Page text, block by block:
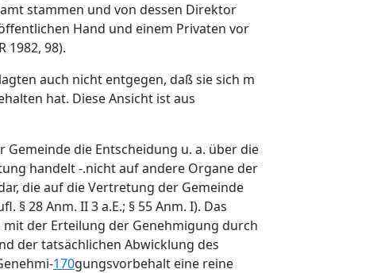
stammen und von dessen Direktor
Hand und einem Privaten vor
1982, 98).
auch nicht entgegen, daß sie sich m
hat. Diese Ansicht ist aus
Gemeinde die Entscheidung u. a. über die
handelt -.nicht auf andere Organe der
die auf die Vertretung der Gemeinde
§ 28 Anm. II 3 a.E.; § 55 Anm. I). Das
der Erteilung der Genehmigung durch
der tatsächlichen Abwicklung des
170gungsvorbehalt eine reine